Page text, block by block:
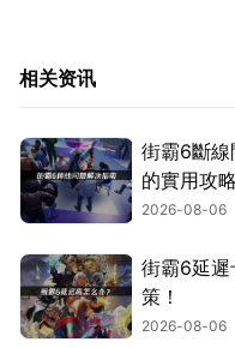
相关资讯
街霸6斷線
的實用攻略
2026-08-06
街霸6延遲
策！
2026-08-06